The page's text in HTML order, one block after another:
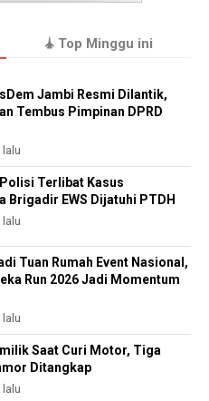
Top Minggu ini
Jambi Resmi Dilantik,
Tembus Pimpinan DPRD
Terlibat Kasus
Brigadir EWS Dijatuhi PTDH
Tuan Rumah Event Nasional,
Run 2026 Jadi Momentum
lalu
Saat Curi Motor, Tiga
Ditangkap
lalu